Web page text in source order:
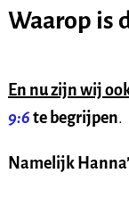
Waarop is
En nu zijn wij
9:6 te begrijpen.
Namelijk